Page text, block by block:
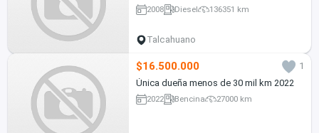
2008 Diesel 136351 km
Talcahuano
$16.500.000
1
Única dueña menos de 30 mil km 2022
2022 Bencina 27000 km